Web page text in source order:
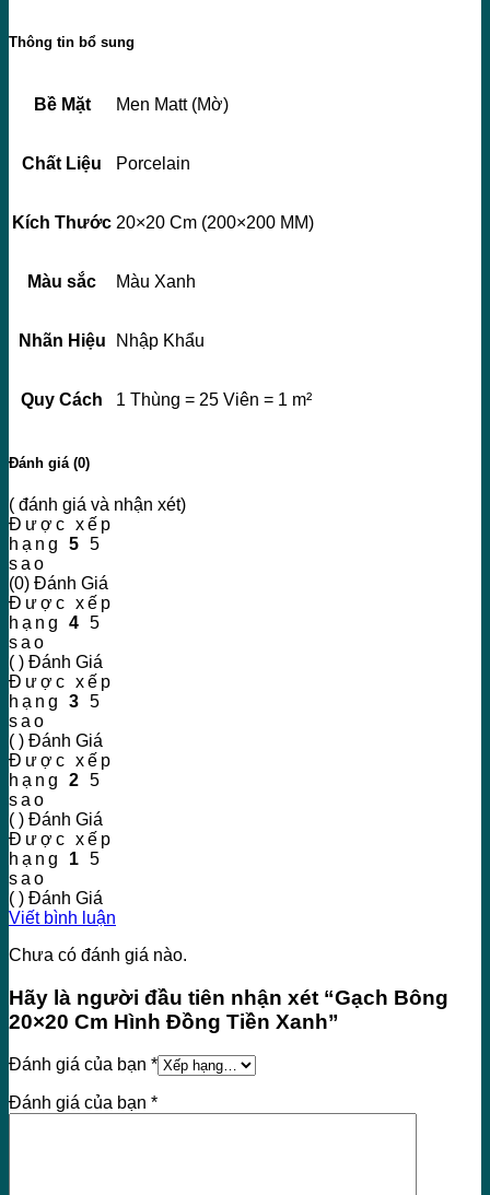
Thông tin bổ sung
Bề Mặt Men Matt (Mờ)
Chất Liệu Porcelain
Kích Thước 20×20 Cm (200×200 MM)
Màu sắc Màu Xanh
Nhãn Hiệu Nhập Khẩu
Quy Cách 1 Thùng = 25 Viên = 1 m²
Đánh giá (0)
( đánh giá và nhận xét)
Được xếp
hạng 5 5
sao
(0) Đánh Giá
Được xếp
hạng 4 5
sao
( ) Đánh Giá
Được xếp
hạng 3 5
sao
( ) Đánh Giá
Được xếp
hạng 2 5
sao
( ) Đánh Giá
Được xếp
hạng 1 5
sao
( ) Đánh Giá
Viết bình luận
Chưa có đánh giá nào.
Hãy là người đầu tiên nhận xét “Gạch Bông
20×20 Cm Hình Đồng Tiền Xanh”
Đánh giá của bạn *
Đánh giá của bạn *